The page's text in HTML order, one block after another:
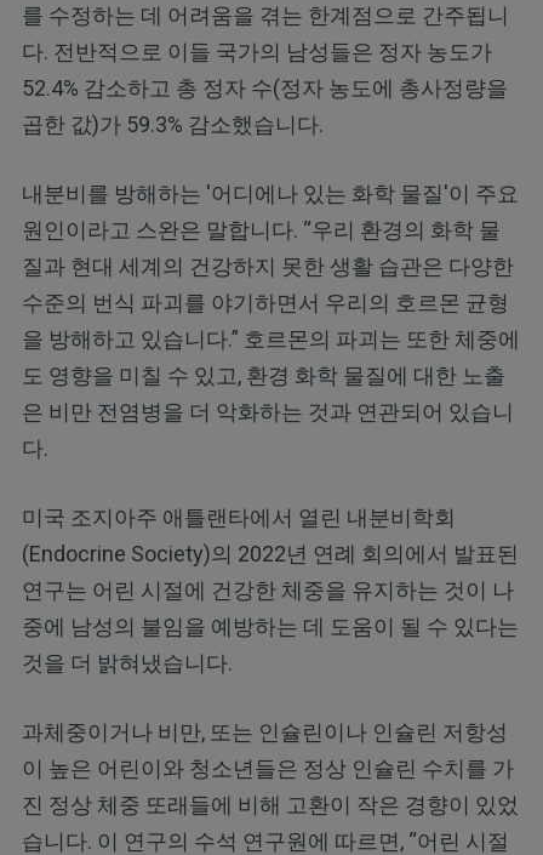
를 수정하는 데 어려움을 겪는 한계점으로 간주됩니
다. 전반적으로 이들 국가의 남성들은 정자 농도가
52.4% 감소하고 총 정자 수(정자 농도에 총사정량을
곱한 값)가 59.3% 감소했습니다.
내분비를 방해하는 '어디에나 있는 화학 물질'이 주요
원인이라고 스완은 말합니다. “우리 환경의 화학 물
질과 현대 세계의 건강하지 못한 생활 습관은 다양한
수준의 번식 파괴를 야기하면서 우리의 호르몬 균형
을 방해하고 있습니다.” 호르몬의 파괴는 또한 체중에
도 영향을 미칠 수 있고, 환경 화학 물질에 대한 노출
은 비만 전염병을 더 악화하는 것과 연관되어 있습니
다.
미국 조지아주 애틀랜타에서 열린 내분비학회
(Endocrine Society)의 2022년 연례 회의에서 발표된
연구는 어린 시절에 건강한 체중을 유지하는 것이 나
중에 남성의 불임을 예방하는 데 도움이 될 수 있다는
것을 더 밝혀냈습니다.
과체중이거나 비만, 또는 인슐린이나 인슐린 저항성
이 높은 어린이와 청소년들은 정상 인슐린 수치를 가
진 정상 체중 또래들에 비해 고환이 작은 경향이 있었
습니다. 이 연구의 수석 연구원에 따르면, “어린 시절